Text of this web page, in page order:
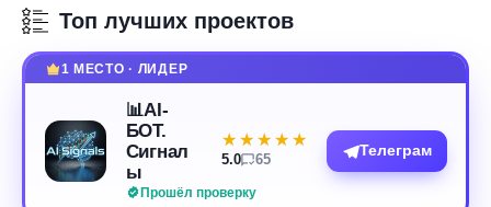
Топ лучших проектов
1 МЕСТО · ЛИДЕР
📊AI-
БОТ.
Сигнал
ы
Прошёл проверку
★★★★★
★★★★★
5.0 65
Телеграм